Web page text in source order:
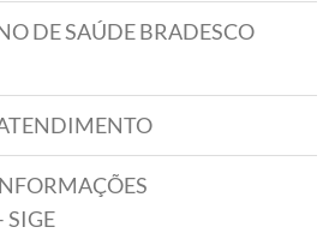
DE SAÚDE BRADESCO
SIGE